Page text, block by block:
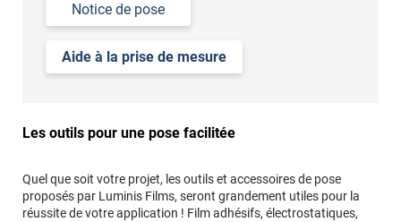
Notice de pose
Aide à la prise de mesure
Les outils pour une pose facilitée
Quel que soit votre projet, les outils et accessoires de pose
proposés par Luminis Films, seront grandement utiles pour la
réussite de votre application ! Film adhésifs, électrostatiques,